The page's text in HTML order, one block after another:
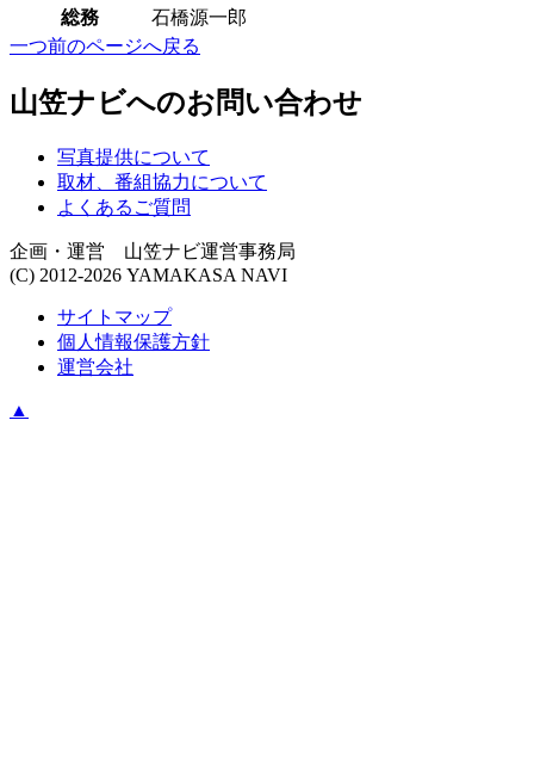
総務
石橋源一郎
一つ前のページへ戻る
山笠ナビへのお問い合わせ
写真提供について
取材、番組協力について
よくあるご質問
企画・運営 山笠ナビ運営事務局
(C) 2012-2026 YAMAKASA NAVI
サイトマップ
個人情報保護方針
運営会社
▲